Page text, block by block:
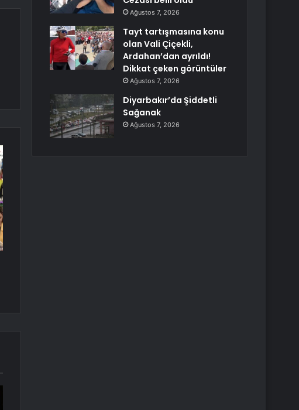
Ağustos 7, 2026
Tayt tartışmasına konu
olan Vali Çiçekli,
Ardahan’dan ayrıldı!
Dikkat çeken görüntüler
Ağustos 7, 2026
Diyarbakır’da Şiddetli
Sağanak
Ağustos 7, 2026